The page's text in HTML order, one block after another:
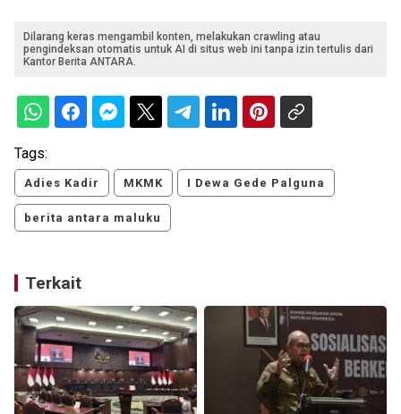
Dilarang keras mengambil konten, melakukan crawling atau
pengindeksan otomatis untuk AI di situs web ini tanpa izin tertulis dari
Kantor Berita ANTARA.
Tags:
Adies Kadir MKMK I Dewa Gede Palguna
berita antara maluku
Terkait